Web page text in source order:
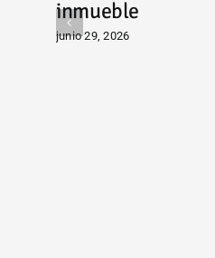
inmueble
junio 29, 2026